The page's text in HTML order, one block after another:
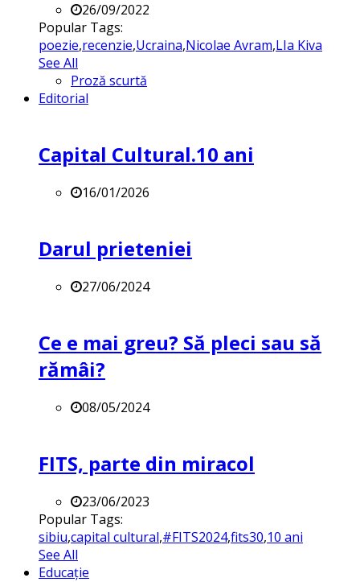
26/09/2022
Popular Tags:
poezie,recenzie,Ucraina,Nicolae Avram,LIa Kiva
See All
Proză scurtă
Editorial
Capital Cultural.10 ani
16/01/2026
Darul prieteniei
27/06/2024
Ce e mai greu? Să pleci sau să
rămâi?
08/05/2024
FITS, parte din miracol
23/06/2023
Popular Tags:
sibiu,capital cultural,#FITS2024,fits30,10 ani
See All
Educație